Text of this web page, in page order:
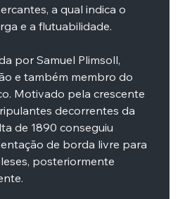
a qual indica o
e a flutuabilidade.
por Samuel Plimsoll,
e também membro do
Motivado pela crescente
decorrentes da
de 1890 conseguiu
de borda livre para
posteriormente